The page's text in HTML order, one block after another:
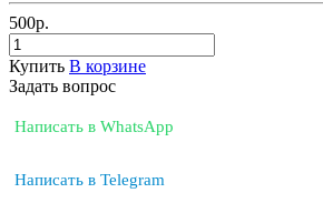
500р.
Купить В корзине
Задать вопрос
Написать в WhatsApp
Написать в Telegram